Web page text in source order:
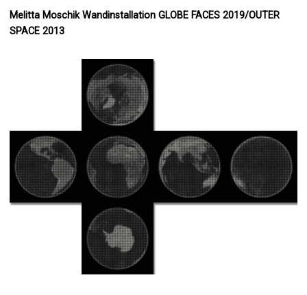
Melitta Moschik Wandinstallation GLOBE FACES 2019/OUTER
SPACE 2013